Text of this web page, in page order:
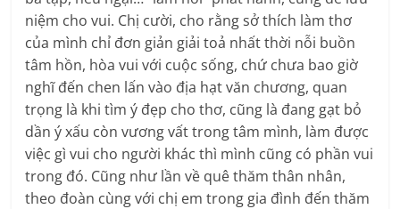
niệm cho vui. Chị cười, cho rằng sở thích làm thơ
của mình chỉ đơn giản giải toả nhất thời nỗi buồn
tâm hồn, hòa vui với cuộc sống, chứ chưa bao giờ
nghĩ đến chen lấn vào địa hạt văn chương, quan
trọng là khi tìm ý đẹp cho thơ, cũng là đang gạt bỏ
dần ý xấu còn vương vất trong tâm mình, làm được
việc gì vui cho người khác thì mình cũng có phần vui
trong đó. Cũng như lần về quê thăm thân nhân,
theo đoàn cùng với chị em trong gia đình đến thăm